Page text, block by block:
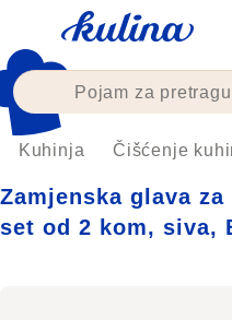
content
Kuhinja Čišćenje
Zamjenska glava
set od 2 kom, siva,